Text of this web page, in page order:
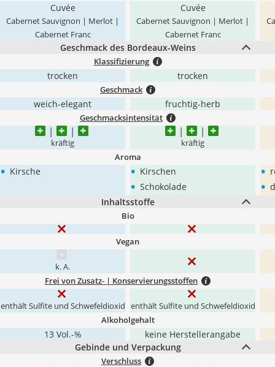
Cuvée
Cabernet Sauvignon | Merlot |
Cabernet Franc
Cuvée
Cabernet Sauvignon | Merlot |
Cabernet Franc
Geschmack des Bordeaux-Weins
Klassifizierung
trocken trocken
Geschmack
weich-elegant fruchtig-herb
Geschmacksintensität
kräftig kräftig
Aroma
• Kirsche • Kirschen
• Schokolade
•
•
Inhaltsstoffe
Bio
Vegan
k. A.
Frei von Zusatz- | Konservierungsstoffen
enthält Sulfite und Schwefeldioxid enthält Sulfite und Schwefeldioxid
Alkoholgehalt
13 Vol.-%
keine Herstellerangabe
Gebinde und Verpackung
Verschluss